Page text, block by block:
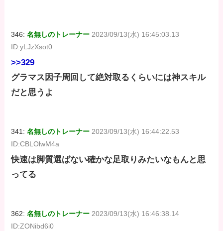
346:名無しのトレーナー 2023/09/13(水) 16:45:03.13
ID:yLJzXsot0
>>329
グラマス因子周回して絶対取るくらいには神スキル
だと思うよ
341:名無しのトレーナー 2023/09/13(水) 16:44:22.53
ID:CBLOlwM4a
快速は脚質選ばない確かな足取りみたいなもんと思
ってる
362:名無しのトレーナー 2023/09/13(水) 16:46:38.14
ID:ZONibd6i0